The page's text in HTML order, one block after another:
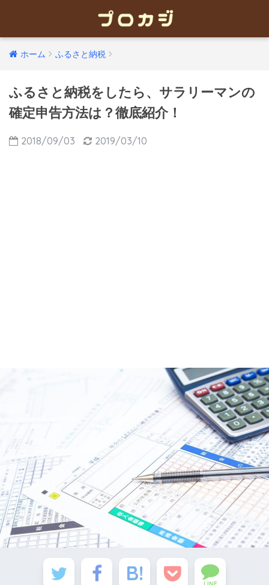
ホーム ふるさと納税
ふるさと納税をしたら、サラリーマンの
確定申告方法は？徹底紹介！
2018/09/03 2019/03/10